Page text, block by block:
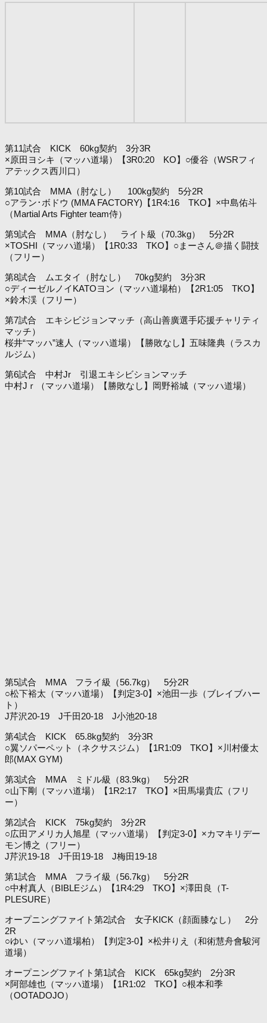
第11試合 KICK 60kg契約 3分3R
×原田ヨシキ（マッハ道場）【3R0:20 KO】○優谷（WSRフィ
アテックス西川口）
第10試合 MMA（肘なし） 100kg契約 5分2R
○アラン･ボドウ (MMA FACTORY)【1R4:16 TKO】×中島佑斗
（Martial Arts Fighter team侍）
第9試合 MMA（肘なし） ライト級（70.3kg） 5分2R
×TOSHI（マッハ道場）【1R0:33 TKO】○まーさん＠描く闘技
（フリー）
第8試合 ムエタイ（肘なし） 70kg契約 3分3R
○ディーゼルノイKATOヨン（マッハ道場柏）【2R1:05 TKO】
×鈴木渓（フリー）
第7試合 エキシビジョンマッチ（高山善廣選手応援チャリティ
マッチ）
桜井“マッハ”速人（マッハ道場）【勝敗なし】五味隆典（ラスカ
ルジム）
第6試合 中村Jr 引退エキシビションマッチ
中村Jｒ（マッハ道場）【勝敗なし】岡野裕城（マッハ道場）
第5試合 MMA フライ級（56.7kg） 5分2R
○松下裕太（マッハ道場）【判定3-0】×池田一歩（ブレイブハー
ト）
J芹沢20-19 J千田20-18 J小池20-18
第4試合 KICK 65.8kg契約 3分3R
○翼ソパーペット（ネクサスジム）【1R1:09 TKO】×川村優太
郎(MAX GYM)
第3試合 MMA ミドル級（83.9kg） 5分2R
○山下剛（マッハ道場）【1R2:17 TKO】×田馬場貴広（フリ
ー）
第2試合 KICK 75kg契約 3分2R
○広田アメリカ人旭星（マッハ道場）【判定3-0】×カマキリデー
モン博之（フリー）
J芹沢19-18 J千田19-18 J梅田19-18
第1試合 MMA フライ級（56.7kg） 5分2R
○中村真人（BIBLEジム）【1R4:29 TKO】×澤田良（T-
PLESURE）
オープニングファイト第2試合 女子KICK（顔面膝なし） 2分
2R
○ゆい（マッハ道場柏）【判定3-0】×松井りえ（和術慧舟會駿河
道場）
オープニングファイト第1試合 KICK 65kg契約 2分3R
×阿部雄也（マッハ道場）【1R1:02 TKO】○根本和季
（OOTADOJO）